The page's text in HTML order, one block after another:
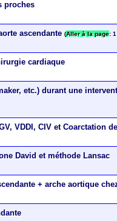
proches
ascendante (Aller à la page:1
cardiaque
etc.) durant une
VDDI, CIV et Coarctation
David et méthode Lansac
+ arche aortique